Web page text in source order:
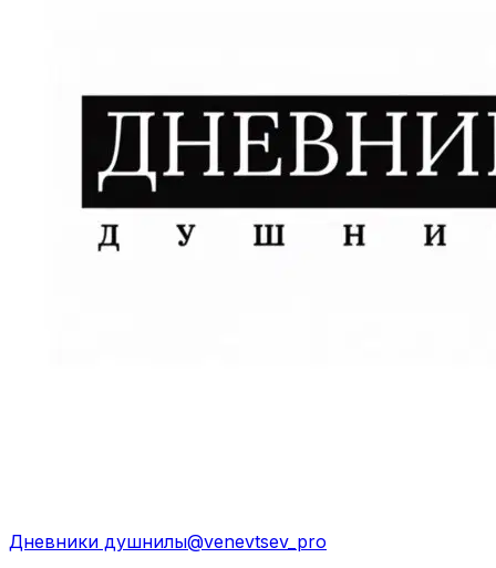
Дневники душнилы@venevtsev_pro